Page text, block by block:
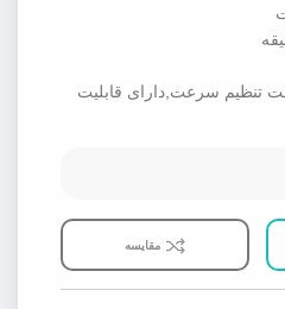
توضیحات: دارای 4 حالت تنظیم سرعت,دارای قابلیت
مقایسه